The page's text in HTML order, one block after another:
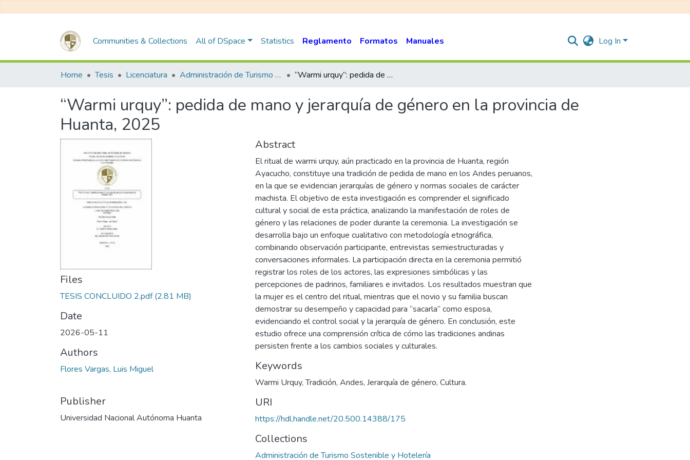
Communities & Collections All of DSpace Statistics Reglamento Formatos Manuales Log In
Home Tesis Licenciatura Administración de Turismo Sostenible y Hotelería “Warmi urquy”: pedida de mano y jerarquía de género en la provincia de Huanta, 2025
“Warmi urquy”: pedida de mano y jerarquía de género en la provincia de
Huanta, 2025
Files
TESIS CONCLUIDO 2.pdf(2.81 MB)
Date
2026-05-11
Authors
Flores Vargas, Luis Miguel
Publisher
Universidad Nacional Autónoma Huanta
Abstract
El ritual de warmi urquy, aún practicado en la provincia de Huanta, región
Ayacucho, constituye una tradición de pedida de mano en los Andes peruanos,
en la que se evidencian jerarquías de género y normas sociales de carácter
machista. El objetivo de esta investigación es comprender el significado
cultural y social de esta práctica, analizando la manifestación de roles de
género y las relaciones de poder durante la ceremonia. La investigación se
desarrolla bajo un enfoque cualitativo con metodología etnográfica,
combinando observación participante, entrevistas semiestructuradas y
conversaciones informales. La participación directa en la ceremonia permitió
registrar los roles de los actores, las expresiones simbólicas y las
percepciones de padrinos, familiares e invitados. Los resultados muestran que
la mujer es el centro del ritual, mientras que el novio y su familia buscan
demostrar su desempeño y capacidad para “sacarla” como esposa,
evidenciando el control social y la jerarquía de género. En conclusión, este
estudio ofrece una comprensión crítica de cómo las tradiciones andinas
persisten frente a los cambios sociales y culturales.
Keywords
Warmi Urquy,Tradición, Andes, Jerarquía de género, Cultura.
URI
https://hdl.handle.net/20.500.14388/175
Collections
Administración de Turismo Sostenible y Hotelería